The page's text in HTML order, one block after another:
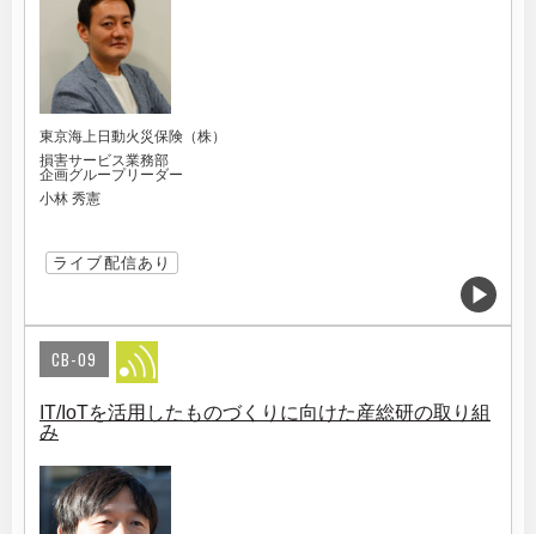
東京海上日動火災保険（株）
損害サービス業務部
企画グループリーダー
小林 秀憲
ライブ配信あり
CB-09
IT/IoTを活用したものづくりに向けた産総研の取り組
み